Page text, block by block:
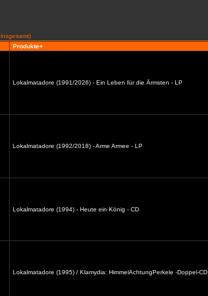
insgesamt)
Produkte+
Lokalmatadore (1991/2026) - Ein Leben für die Ärmsten - LP
Lokalmatadore (1992/2018) - Arme Armee - LP
Lokalmatadore (1994) - Heute ein König - CD
Lokalmatadore (1995) / Klamydia: HimmelAchtungPerkele -Doppel-CD